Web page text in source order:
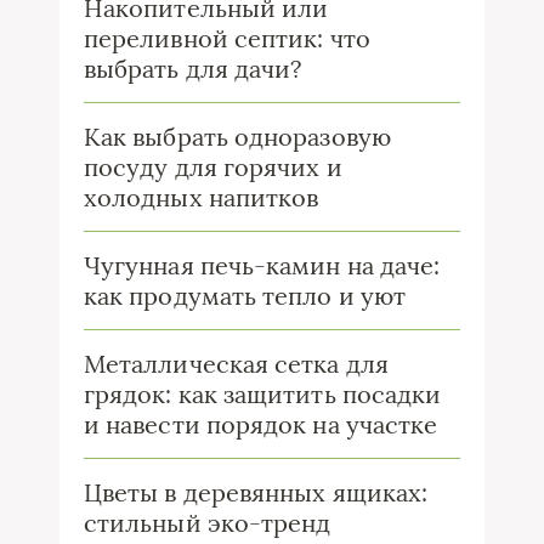
Накопительный или
переливной септик: что
выбрать для дачи?
Как выбрать одноразовую
посуду для горячих и
холодных напитков
Чугунная печь-камин на даче:
как продумать тепло и уют
Металлическая сетка для
грядок: как защитить посадки
и навести порядок на участке
Цветы в деревянных ящиках:
стильный эко-тренд